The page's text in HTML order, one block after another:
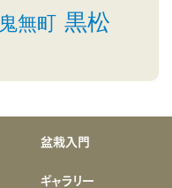
鬼無町 黒松
盆栽入門
ギャラリー